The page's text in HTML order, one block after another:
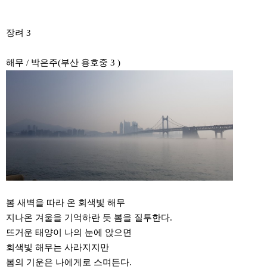
장려 3
해무 / 박은주(부산 용호중 3 )
봄 새벽을 따라 온 회색빛 해무
지나온 겨울을 기억하란 듯 봄을 질투한다.
뜨거운 태양이 나의 눈에 앉으면
회색빛 해무는 사라지지만
봄의 기운은 나에게로 스며든다.